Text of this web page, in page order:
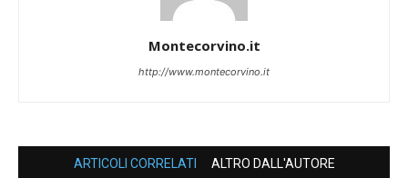
Montecorvino.it
http://www.montecorvino.it
ARTICOLI CORRELATI ALTRO DALL'AUTORE